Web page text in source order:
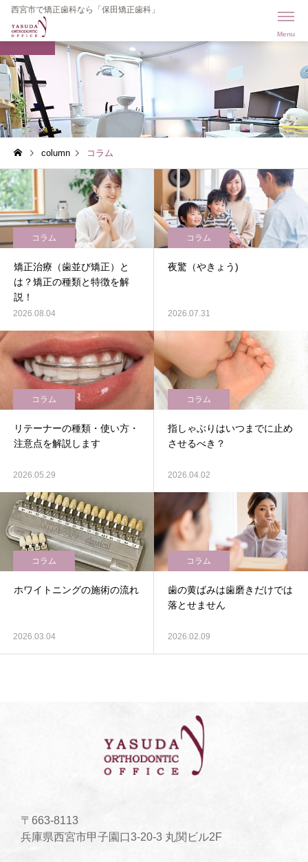
西宮市で矯正歯科なら「保田矯正歯科」
BLOG
column コラム
コラム
矯正治療（歯並び矯正）と
は？矯正の種類と特徴を解
説！
2026.08.04
コラム
夜驚（やきょう)
2026.07.31
コラム
リテーナーの種類・使い方・
注意点を解説します
2026.05.29
コラム
指しゃぶりはいつまでに止め
させるべき？
2026.04.02
コラム
ホワイトニングの施術の流れ
2026.03.04
コラム
歯の黄ばみは歯磨きだけでは
落とせません
2026.02.09
〒663-8113
兵庫県西宮市甲子園口3-20-3 丸関ビル2F